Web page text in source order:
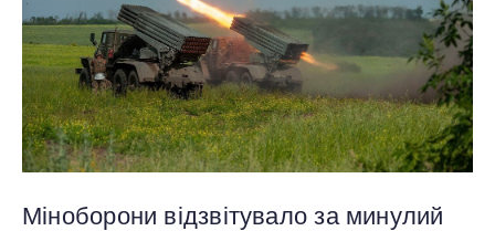
Міноборони відзвітувало за минулий